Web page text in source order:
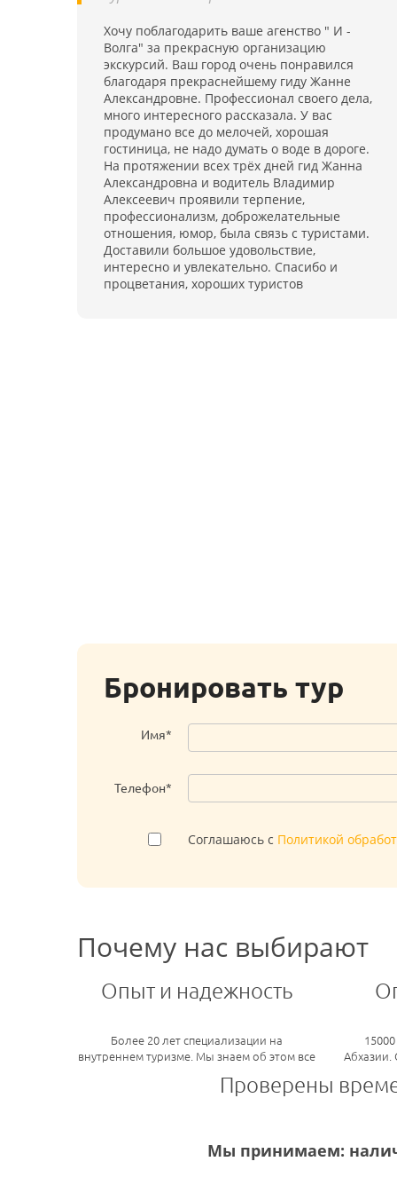
лечебной физкультуре
караоке, можно посмотреть фильм или принять
участие в концертной программе. За отдельную
плату санаторий дает в аренду спортивный
инвентарь (коньки, лыжи, велосипеды и др.). Для
корпоративных встреч в санатории имеется
большой конференц-зал на 300 мест
Хочу поблагодарить ваше агенство " И -
Волга" за прекрасную организацию
экскурсий. Ваш город очень понравился
благодаря прекраснейшему гиду Жанне
Александровне. Профессионал своего дела,
много интересного рассказала. У вас
продумано все до мелочей, хорошая
гостиница, не надо думать о воде в дороге.
На протяжении всех трёх дней гид Жанна
Александровна и водитель Владимир
Алексеевич проявили терпение,
профессионализм, доброжелательные
отношения, юмор, была связь с туристами.
Доставили большое удовольствие,
интересно и увлекательно. Спасибо и
процветания, хороших туристов
Бронировать тур
Имя*
Телефон*
Соглашаюсь с Политикой
Почему нас выбирают
Опыт и надежность
Более 20 лет специализации на
внутреннем туризме. Мы знаем об этом все
Абхазии.
Проверены
Мы принимаем: